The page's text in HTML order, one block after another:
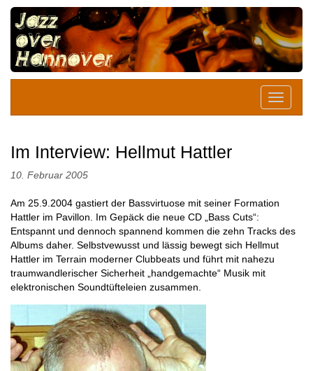
Im Interview: Hellmut Hattler
10. Februar 2005
Am 25.9.2004 gastiert der Bassvirtuose mit seiner Formation
Hattler im Pavillon. Im Gepäck die neue CD „Bass Cuts“:
Entspannt und dennoch spannend kommen die zehn Tracks des
Albums daher. Selbstvewusst und lässig bewegt sich Hellmut
Hattler im Terrain moderner Clubbeats und führt mit nahezu
traumwandlerischer Sicherheit „handgemachte“ Musik mit
elektronischen Soundtüfteleien zusammen.